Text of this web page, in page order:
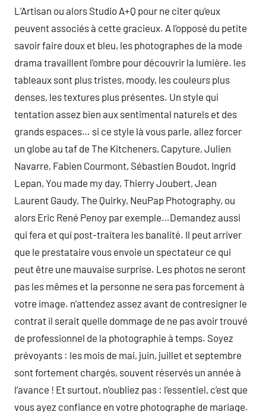
L’Artisan ou alors Studio A+Q pour ne citer qu’eux
peuvent associés à cette gracieux. A l’opposé du petite
savoir faire doux et bleu, les photographes de la mode
drama travaillent l’ombre pour découvrir la lumière. les
tableaux sont plus tristes, moody, les couleurs plus
denses, les textures plus présentes. Un style qui
tentation assez bien aux sentimental naturels et des
grands espaces… si ce style là vous parle, allez forcer
un globe au taf de The Kitcheners, Capyture, Julien
Navarre, Fabien Courmont, Sébastien Boudot, Ingrid
Lepan, You made my day, Thierry Joubert, Jean
Laurent Gaudy, The Quirky, NeuPap Photography, ou
alors Eric René Penoy par exemple…Demandez aussi
qui fera et qui post-traitera les banalité. Il peut arriver
que le prestataire vous envoie un spectateur ce qui
peut être une mauvaise surprise. Les photos ne seront
pas les mêmes et la personne ne sera pas forcement à
votre image. n’attendez assez avant de contresigner le
contrat il serait quelle dommage de ne pas avoir trouvé
de professionnel de la photographie à temps. Soyez
prévoyants : les mois de mai, juin, juillet et septembre
sont fortement chargés, souvent réservés un année à
l’avance ! Et surtout, n’oubliez pas : l’essentiel, c’est que
vous ayez confiance en votre photographe de mariage.